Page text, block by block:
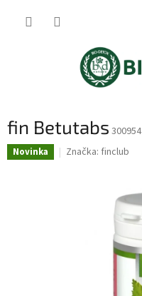
fin Betutabs 300954
Novinka Značka: finclub